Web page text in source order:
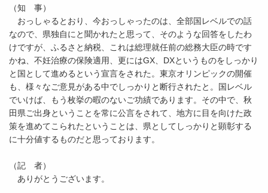
（知 事）
おっしゃるとおり、今おっしゃったのは、全部国レベルでの話
なので、県独自にと聞かれたと思って、そのような回答をしたわ
けですが、ふるさと納税、これは総理就任前の総務大臣の時です
かね、不妊治療の保険適用、更にはGX、DXというものをしっかり
と国として進めるという宣言をされた。東京オリンピックの開催
も、様々なご意見がある中でしっかりと断行されたと。国レベル
でいけば、もう枚挙の暇のないご功績であります。その中で、秋
田県ご出身ということを常に公言をされて、地方に目を向けた政
策を進めてこられたということは、県としてしっかりと顕彰する
に十分値するものだと思っております。
（記 者）
ありがとうございます。